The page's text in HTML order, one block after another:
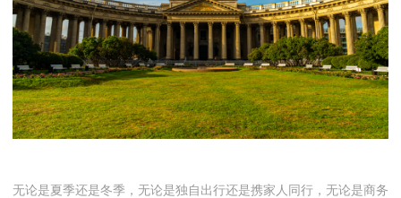
无论是夏季还是冬季，无论是独自出行还是携家人同行，无论是商务